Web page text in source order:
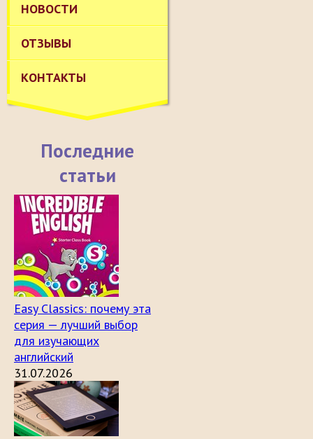
НОВОСТИ
ОТЗЫВЫ
КОНТАКТЫ
Последние
статьи
Easy Classics: почему эта
серия — лучший выбор
для изучающих
английский
31.07.2026